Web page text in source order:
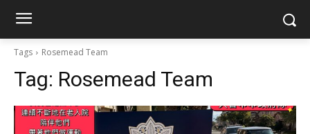
Tags Rosemead Team
Tag: Rosemead Team